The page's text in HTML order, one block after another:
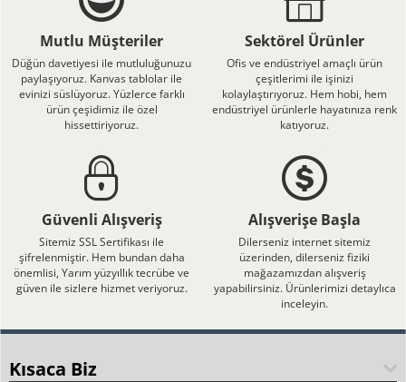
Mutlu Müşteriler
Düğün davetiyesi ile mutluluğunuzu
paylaşıyoruz. Kanvas tablolar ile
evinizi süslüyoruz. Yüzlerce farklı
ürün çeşidimiz ile özel
hissettiriyoruz.
Sektörel Ürünler
Ofis ve endüstriyel amaçlı ürün
çeşitlerimi ile işinizi
kolaylaştırıyoruz. Hem hobi, hem
endüstriyel ürünlerle hayatınıza renk
katıyoruz.
Güvenli Alışveriş
Sitemiz SSL Sertifikası ile
şifrelenmiştir. Hem bundan daha
önemlisi, Yarım yüzyıllık tecrübe ve
güven ile sizlere hizmet veriyoruz.
Alışverişe Başla
Dilerseniz internet sitemiz
üzerinden, dilerseniz fiziki
mağazamızdan alışveriş
yapabilirsiniz. Ürünlerimizi detaylıca
inceleyin.
Kısaca Biz